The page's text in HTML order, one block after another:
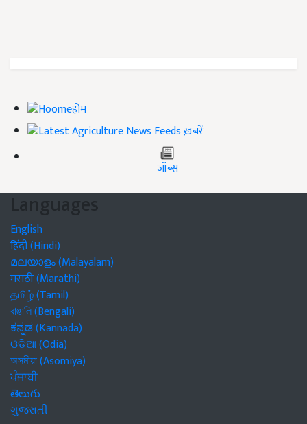
होम
ख़बरें
जॉब्स
Languages
English
हिंदी (Hindi)
മലയാളം (Malayalam)
मराठी (Marathi)
தமிழ் (Tamil)
বাঙালি (Bengali)
ಕನ್ನಡ (Kannada)
ଓଡିଆ (Odia)
অসমীয়া (Asomiya)
ਪੰਜਾਬੀ
తెలుగు
ગુજરાતી